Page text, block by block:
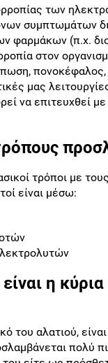
των
συμπτωμάτων
φαρμάκων (π.χ.
στον
πονοκέφαλος,
μας
να επιτευχθεί
τρόποι με
είναι μέσω:
η
του αλατιού,
πολύ